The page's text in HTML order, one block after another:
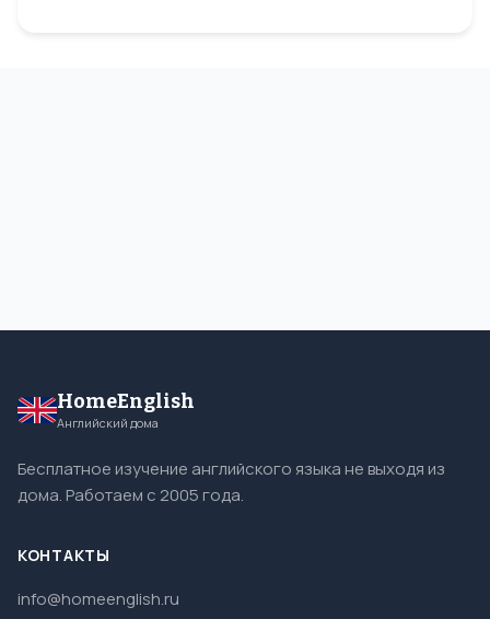
HomeEnglish
Английский дома
Бесплатное изучение английского языка не выходя из
дома. Работаем с 2005 года.
КОНТАКТЫ
info@homeenglish.ru